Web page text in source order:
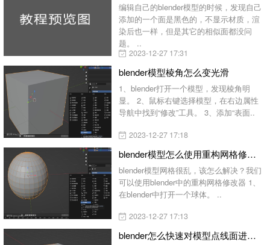
编辑自己的blender模型的时候，发现自己
添加的一个面是黑色的，不显示材质，渲
染后也一样，但是其它的相似面都没问
题。 ..
2023-12-27 17:31
blender模型棱角怎么变光滑
1、blender打开一个模型，发现棱角明
显。 2、鼠标右键选择模型，在右边属性
导航中找到“修改”工具。 3、添加“表面..
2023-12-27 17:18
blender模型怎么使用重构网格修改器
blender模型网格很乱，该怎么解决？我们
可以使用blender中的重构网格修改器 1、
在blender中打开一个球体。 ..
2023-12-27 17:13
blender怎么快速对模型点线面进行分割